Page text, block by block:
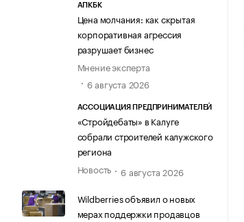
АПКБК
Цена молчания: как скрытая
корпоративная агрессия
разрушает бизнес
Мнение эксперта
6 августа 2026
АССОЦИАЦИЯ ПРЕДПРИНИМАТЕЛЕЙ
«Стройдебаты» в Калуге
собрали строителей калужского
региона
Новость
6 августа 2026
Wildberries объявил о новых
мерах поддержки продавцов